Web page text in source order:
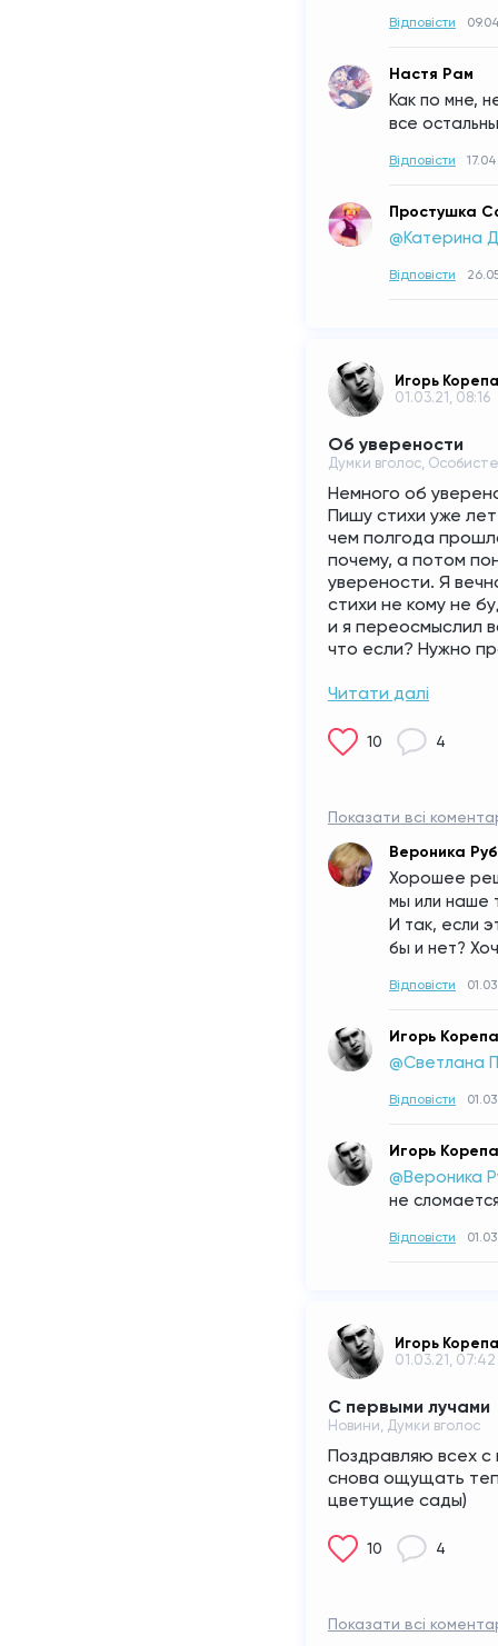
Відповісти
Настя Рам
Как по мне,
все
Відповісти
Простушка
@Катерина
Відповісти
Игорь
01.03.21, 08:16
Об уверености
Думки вголос, Особисте
Немного об
Пишу стихи уже
чем полгода
почему, а потом
уверености. Я
стихи не кому не
и я переосмыслил
что если? Нужно
Читати далі
10 4
Показати всі
Вероника
Хорошее
мы или наше
И так, если
бы и нет?
Відповісти
Игорь
@Светлана
Відповісти
Игорь
@Вероника
не
Відповісти
Игорь
01.03.21, 07:42
С первыми лучами
Новини, Думки вголос
Поздравляю всех
снова ощущать
цветущие сады)
10 4
Показати всі